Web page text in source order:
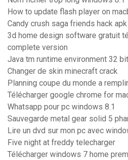
How to update flash player on
Candy crush saga friends hack apk
3d home design software gratuit
complete version
Java tm runtime environment 32
Changer de skin minecraft crack
Planning coupe du monde a remplir
Télécharger google chrome for
Whatsapp pour pc windows 8.1
Sauvegarde metal gear solid 5
Lire un dvd sur mon pc avec
Five night at freddy telecharger
Télécharger windows 7 home